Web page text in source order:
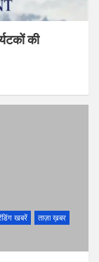
की
खबरें
ताज़ा ख़बर